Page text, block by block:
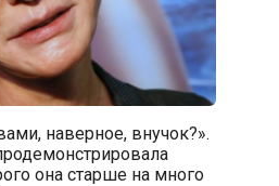
наверное, внучок?».
она старше на много